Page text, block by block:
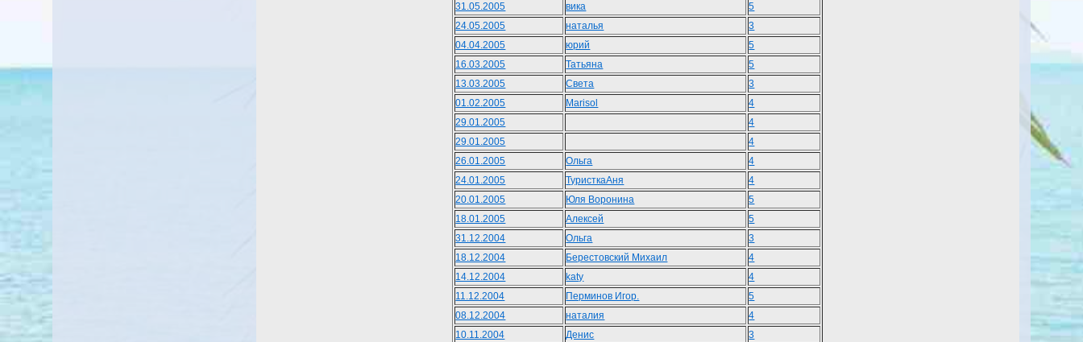
31.05.2005
вика
5
24.05.2005
наталья
3
04.04.2005
юрий
5
16.03.2005
Татьяна
5
13.03.2005
Света
3
01.02.2005
Marisol
4
29.01.2005
4
29.01.2005
4
26.01.2005
Ольга
4
24.01.2005
ТуристкаАня
4
20.01.2005
Юля Воронина
5
18.01.2005
Алексей
5
31.12.2004
Ольга
3
18.12.2004
Берестовский Михаил
4
14.12.2004
katy
4
11.12.2004
Перминов Игор.
5
08.12.2004
наталия
4
10.11.2004
Денис
3